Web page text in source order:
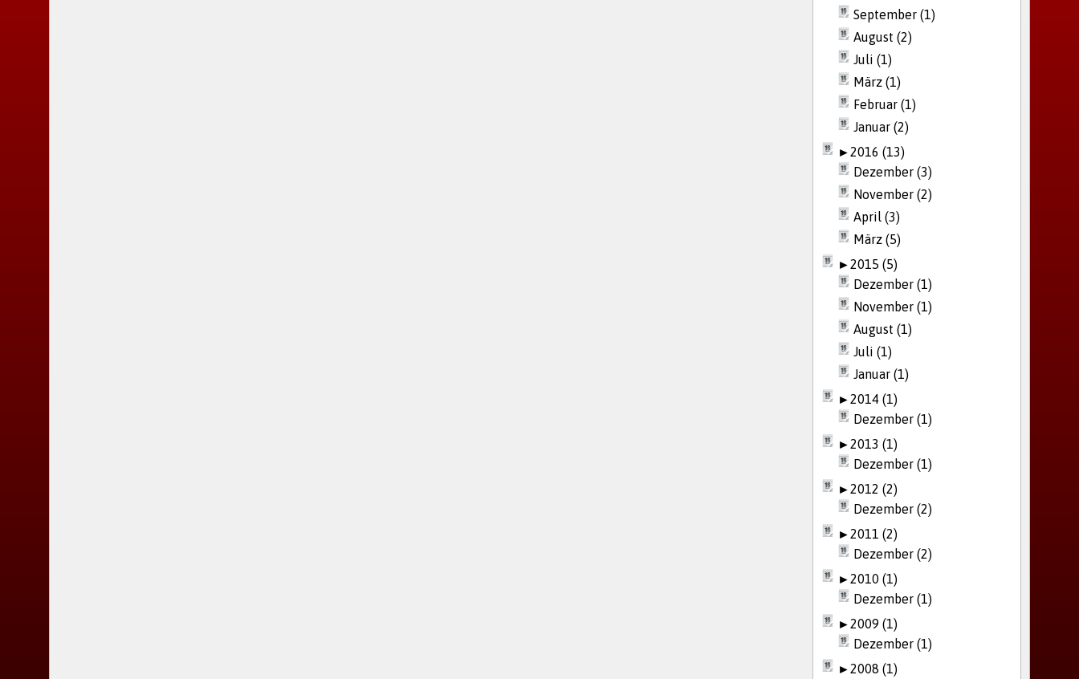
September (1)
August (2)
Juli (1)
März (1)
Februar (1)
Januar (2)
►2016 (13)
Dezember (3)
November (2)
April (3)
März (5)
►2015 (5)
Dezember (1)
November (1)
August (1)
Juli (1)
Januar (1)
►2014 (1)
Dezember (1)
►2013 (1)
Dezember (1)
►2012 (2)
Dezember (2)
►2011 (2)
Dezember (2)
►2010 (1)
Dezember (1)
►2009 (1)
Dezember (1)
►2008 (1)